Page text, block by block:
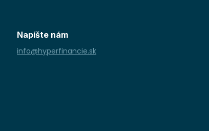
Napíšte nám
info@hyperfinancie.sk